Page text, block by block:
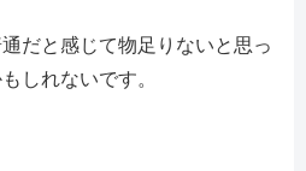
だと感じて物足りないと思っ
しれないです。